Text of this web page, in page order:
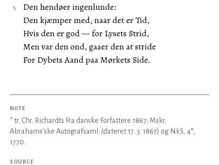
Den hendøer ingenlunde:
Den kjæmper med, naar det er Tid,
Hvis den er god — for Lysets Strid,
Men var den ond, gaaer den at stride
For Dybets Aand paa Mørkets Side.
NOTE
* tr. Chr. Richardts Fra danske Forfattere 1867; Mskr.
Abrahams’ske Autografsaml. (dateret 17. 3. 1867) og NkS, 4°,
1770.
SOURCE